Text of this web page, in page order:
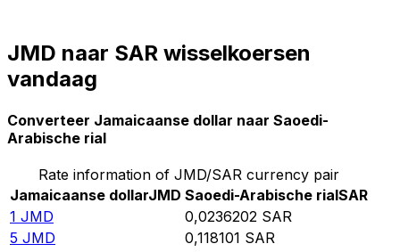
JMD naar SAR wisselkoersen
vandaag
Converteer Jamaicaanse dollar naar Saoedi-
Arabische rial
Rate information of JMD/SAR currency pair
Jamaicaanse dollarJMD Saoedi-Arabische rialSAR
1 JMD 0,0236202 SAR
5 JMD 0,118101 SAR